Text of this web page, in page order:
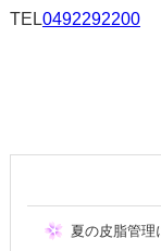
TEL0492292200
夏の皮脂管